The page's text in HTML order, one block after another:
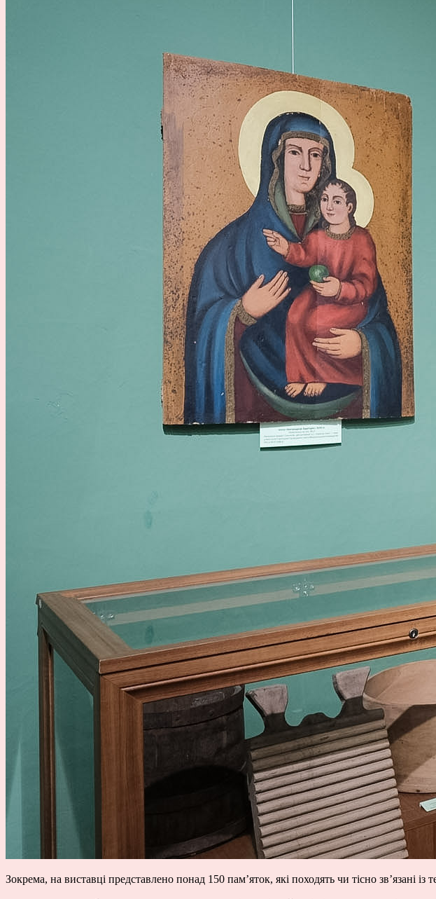
Зокрема, на виставці представлено понад 150 пам’яток, які походять чи тісно зв’язані із